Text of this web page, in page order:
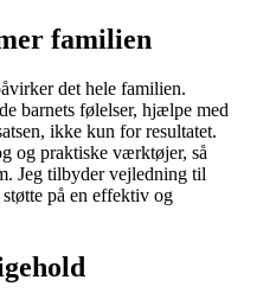
familien
det hele familien.
barnets følelser, hjælpe med
ikke kun for resultatet.
og praktiske værktøjer, så
Jeg tilbyder vejledning til
på en effektiv og